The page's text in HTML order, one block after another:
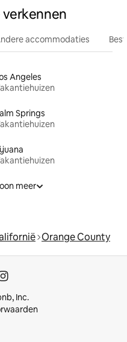
accommodaties
Angeles
Springs
meer
Orange County
Inc.